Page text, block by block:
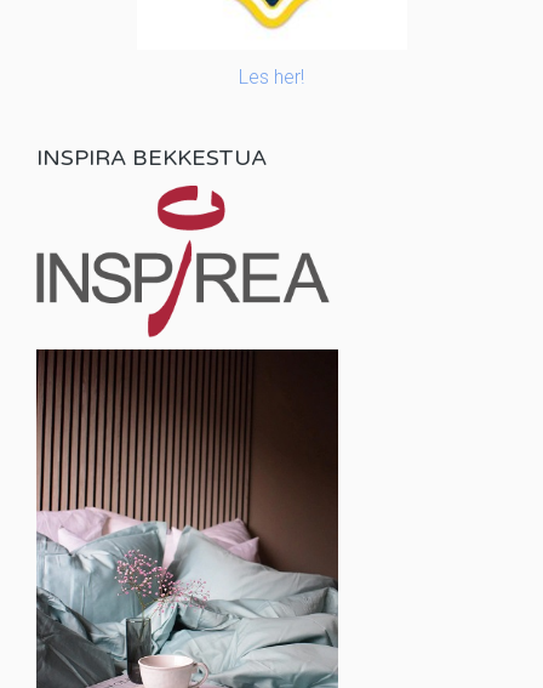
Les her!
INSPIRA BEKKESTUA